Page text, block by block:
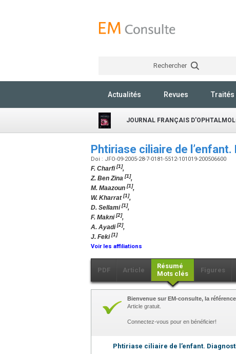
Rechercher
Actualités Revues Traités
JOURNAL FRANÇAIS
Phtiriase ciliaire de
Doi : JFO-09-2005-28-7-0181-5512-101019-200506600
F. Charfi[1],
Z. Ben Zina [1],
M. Maazoun [1],
W. Kharrat[1],
D. Sellami[1],
F. Makni[2],
A. Ayadi[2],
J. Feki[1]
Voir les affiliations
PDF Article
Résumé
Mots clés
Figures
Bienvenue sur EM-consulte, la
Article gratuit.
Connectez-vous pour en bénéficier!
Phtiriase ciliaire de l’enfant.